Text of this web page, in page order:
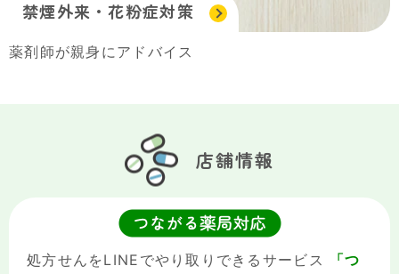
禁煙外来・花粉症対策
薬剤師が親身にアドバイス
店舗情報
処方せんをLINEでやり取りできるサービス
「つ